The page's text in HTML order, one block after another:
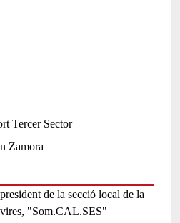
Tercer Sector
Zamora